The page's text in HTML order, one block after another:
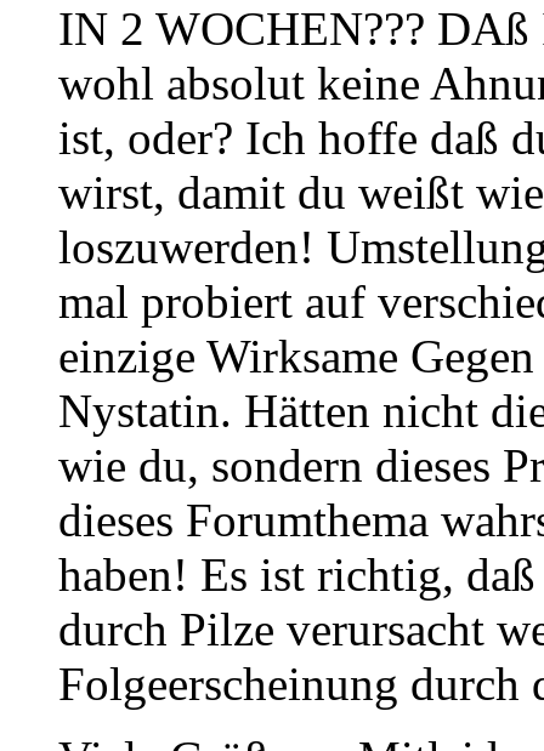
IN 2 WOCHEN???
wohl absolut keine
ist, oder? Ich hoffe daß
wirst, damit du weißt
loszuwerden!
mal probiert auf
einzige Wirksame
Nystatin. Hätten nicht
wie du, sondern dieses
dieses Forumthema
haben! Es ist richtig,
durch Pilze verursacht
Folgeerscheinung durch